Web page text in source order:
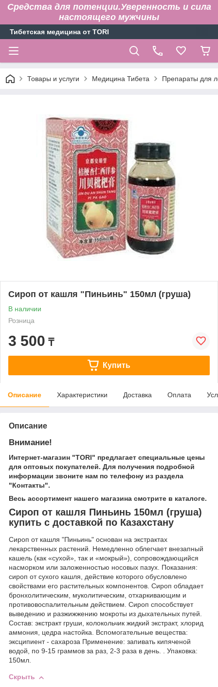
Средства для потенции.Уверенность и сила
настоящего мужчины
Тибетская медицина от TORI
Товары и услуги Медицина Тибета Препараты для
Сироп от кашля "Пиньинь" 150мл (груша)
В наличии
Розница
3 500 ₸
Купить
Описание Характеристики Доставка Оплата
Описание
Внимание!
Интернет-магазин "TORI" предлагает специальные цены
для оптовых покупателей. Для получения подробной
информации звоните нам по телефону из раздела
"Контакты".
Весь ассортимент нашего магазина смотрите в каталоге.
Сироп от кашля Пиньинь 150мл (груша)
купить с доставкой по Казахстану
Сироп от кашля "Пиньинь" основан на экстрактах
лекарственных растений. Немедленно облегчает внезапный
кашель (как «сухой», так и «мокрый»), сопровождающийся
насморком или заложенностью носовых пазух. Показания:
сироп от сухого кашля, действие которого обусловлено
свойствами его растительных компонентов. Сироп обладает
бронхолитическим, муколитическим, отхаркивающим и
противовоспалительным действием. Сироп способствует
выведению и разжижжению мокроты из дыхательных путей.
Состав: экстракт груши, колокольчик жидкий экстракт, хлорид
аммония, цедра настойка. Вспомогательные вещества:
эксципиент - сахароза Применение: запивать кипяченой
водой, по 9-15 граммов за раз, 2-3 раза в день. . Упаковка:
150мл.
Скрыть